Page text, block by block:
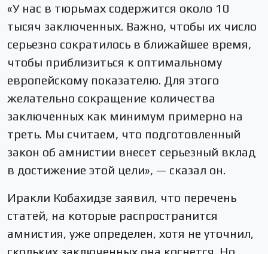
«У нас в тюрьмах содержится около 10
тысяч заключенных. Важно, чтобы их число
серьезно сократилось в ближайшее время,
чтобы приблизиться к оптимальному
европейскому показателю. Для этого
желательно сокращение количества
заключенных как минимум примерно на
треть. Мы считаем, что подготовленный
закон об амнистии внесет серьезный вклад
в достижение этой цели», — сказал он.
Иракли Кобахидзе заявил, что перечень
статей, на которые распространится
амнистия, уже определен, хотя не уточнил,
скольких заключенных она коснется. Но